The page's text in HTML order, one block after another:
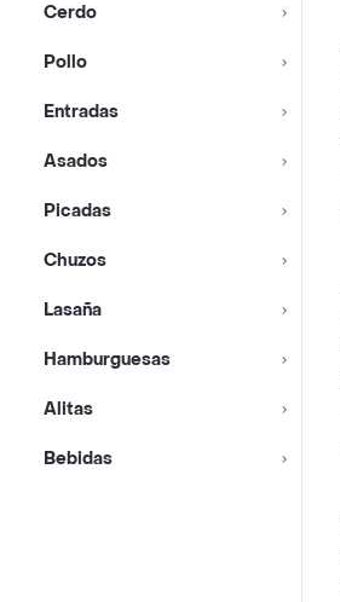
Cerdo
Pollo
Entradas
Asados
Picadas
Chuzos
Lasaña
Hamburguesas
Alitas
Bebidas